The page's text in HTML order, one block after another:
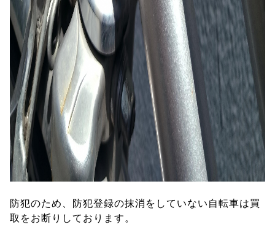
防犯のため、防犯登録の抹消をしていない自転車は買
取をお断りしております。